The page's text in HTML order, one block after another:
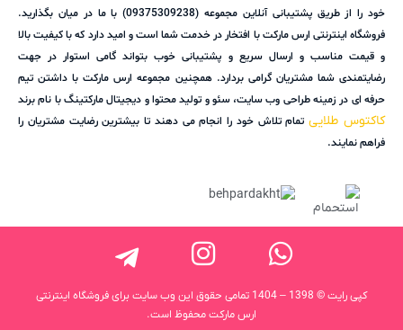
خود را از طریق پشتیبانی آنلاین مجموعه (09375309238) با ما در میان بگذارید.
فروشگاه اینترنتی ارس مارکت با افتخار در خدمت شما است و امید دارد که با کیفیت بالا
و قیمت مناسب و ارسال سریع و پشتیبانی خوب بتواند گامی استوار در جهت
رضایتمندی شما مشتریان گرامی بردارد. همچنین مجموعه ارس مارکت با داشتن تیم
حرفه ای در زمینه طراحی وب سایت، سئو و تولید محتوا و دیجیتال مارکتینگ با نام برند
کاکتوس طلاییتمام تلاش خود را انجام می دهند تا بیشترین رضایت مشتریان را
فراهم نمایند.
کپی رایت © 1398 – 1404 تمامی حقوق این وب سایت برای فروشگاه اینترنتی
ارس مارکت محفوظ است.